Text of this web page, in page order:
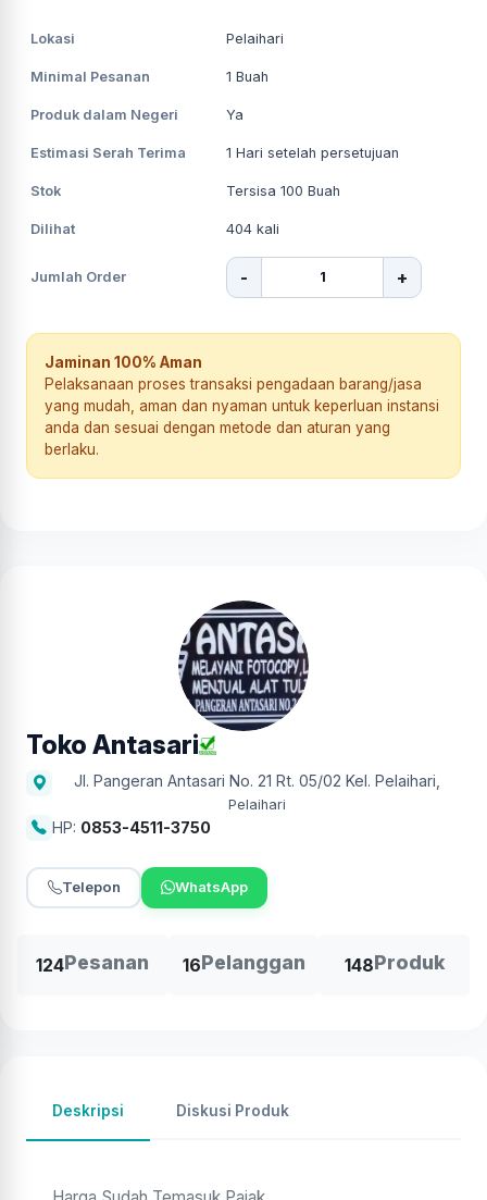
Lokasi Pelaihari
Minimal Pesanan 1 Buah
Produk dalam Negeri Ya
Estimasi Serah Terima 1 Hari setelah persetujuan
Stok Tersisa 100 Buah
Dilihat 404 kali
Jumlah Order - +
Jaminan 100% Aman
Pelaksanaan proses transaksi pengadaan barang/jasa
yang mudah, aman dan nyaman untuk keperluan instansi
anda dan sesuai dengan metode dan aturan yang
berlaku.
Toko Antasari
Jl. Pangeran Antasari No. 21 Rt. 05/02 Kel. Pelaihari
Pelaihari
HP: 0853-4511-3750
Telepon WhatsApp
124Pesanan 16Pelanggan 148Produk
Deskripsi Diskusi Produk